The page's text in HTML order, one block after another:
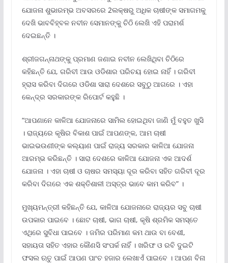
ଯୋଜନା ଶୁଭାରମ୍ଭ ଅବସରରେ 2ଲକ୍ଷରୁ ଅଧିକ ଚାଷୀଙ୍କ ସମାଗମକୁ
ଦେଖି ଭାବବିହ୍ବଳ ନବୀନ ସେମାନଙ୍କୁ ଚିଠି ଲେଖି ଏହି ପରାମର୍ଶ
ଦେଇଛନ୍ତି ।
ଶ୍ରୀଜଗନ୍ନାଥଙ୍କୁ ପ୍ରମାଣ ଜଣାଇ ନବୀନ ଲେଖିଥିବା ଚିଠିରେ
କହିଛନ୍ତି ଯେ, ଗରିବୀ ଆଉ ଓଡିଶାର ପରିଚୟ ହୋଇ ନାହିଁ । ଗରିବୀ
ହ୍ରାସ କରିବା ଦିଗରେ ଓଡିଶା ସାରା ଦେଶରେ ସବୁଠୁ ଆଗରେ । ଏହା
କେନ୍ଦ୍ର ସରକାରଙ୍କ ରିପୋର୍ଟ କହୁଛି ।
“ଆପଣାନେ କାଳିଆ ଯୋଜନାରେ ସାମିଲ ହୋଇଥିବା ଜାଣି ମୁଁ ବହୁତ ଖୁସି
। ରାଜ୍ୟରେ କୃଷିର ବିକାଶ ପାଇଁ ଆପଣଙ୍କ, ଆମ ଚାଷୀ
ଭାଇଭଉଣୀଙ୍କ କଲ୍ୟାଣ ପାଇଁ ରାଜ୍ୟ ସରକାର କାଳିଆ ଯୋଜନା
ଆରମ୍ଭ କରିଛନ୍ତି । ସାରା ଦେଶରେ କାଳିଆ ଯୋଜନା ଏକ ଆଦର୍ଶ
ଯୋଜନା । ଏହା ଚାଷୀ ଓ ଚାଷର ସମସ୍ୟା ଦୂର କରିବା ସହିତ ଗରିବୀ ଦୂର
କରିବା ଦିଗରେ ଏକ ଶକ୍ତିଶାଳୀ ଅସ୍ତ୍ର ଭାବେ କାମ କରିବ” ।
ମୁଖ୍ୟମନ୍ତ୍ରୀ କହିଛନ୍ତି ଯେ, କାଳିଆ ଯୋଜନାରେ ରାଜ୍ୟର ସବୁ ଚାଷୀ
ଉପକାର ପାଇବେ । ଛୋଟ ଚାଷୀ, ଭାଗ ଚାଷୀ, କୃଷି ଶ୍ରମିକ ସମସ୍ତେ
ଏଥିରେ ସୁବିଧା ପାଇବେ । ଜମିର ପରିମାଣ କମ ଥାଉ ବା ବେଶୀ,
ସହାୟତା ସହିତ ଏହାର କୌଣସି ସଂପର୍କ ନାହିଁ । ଖରିଫ ଓ ରବି ଦୁଇଟି
ଫସଲ ଋତୁ ପାଇଁ ଆପଣ ପାଂଚ ହଜାର ଲେଖାଏଁ ପାଇବେ । ଆପଣ ବିନା